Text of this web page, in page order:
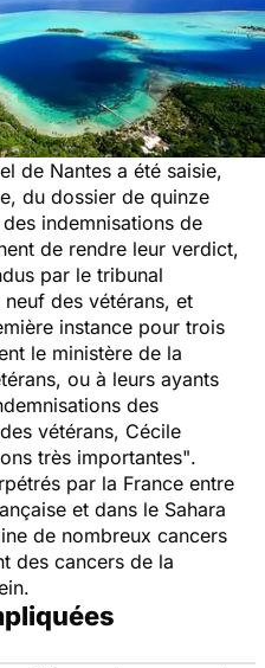
de Nantes a été saisie,
du dossier de quinze
indemnisations de
de rendre leur verdict,
par le tribunal
des vétérans, et
instance pour trois
le ministère de la
ou à leurs ayants
des
vétérans, Cécile
très importantes".
par la France entre
et dans le Sahara
de nombreux cancers
des cancers de la